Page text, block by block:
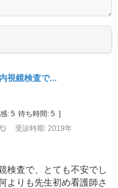
視鏡検査で...
: 5 待ち時間: 5 ]
) 受診時期: 2019年
検査で、とても不安でし
よりも先生初め看護師さ